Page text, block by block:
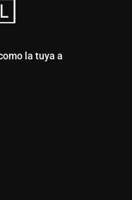
la tuya a